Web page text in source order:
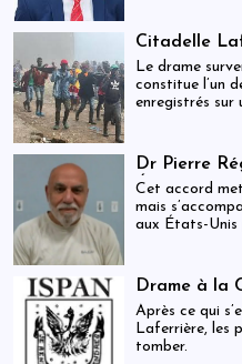
désormais les
Citadelle
ayant fait
cours et
Le drame
constitue l’un
enregistrés sur
Dr Pierre
États-Unis
accord
Cet accord
mais
aux États-Unis
Drame à la
l’ISPAN et
Après ce qui
Laferrière, les
tomber.